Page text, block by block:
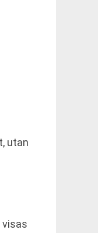
utan
visas